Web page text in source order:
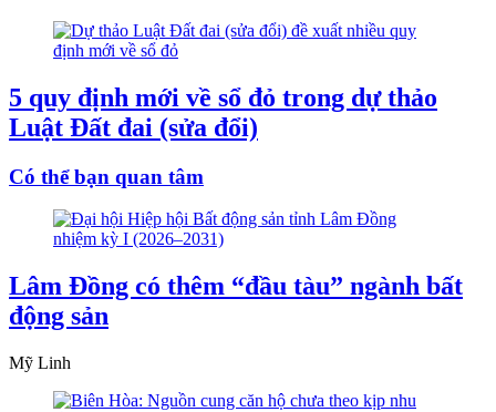
5 quy định mới về sổ đỏ trong dự thảo
Luật Đất đai (sửa đổi)
Có thể bạn quan tâm
Lâm Đồng có thêm “đầu tàu” ngành bất
động sản
Mỹ Linh